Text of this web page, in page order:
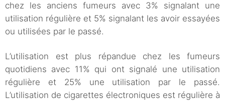
chez les anciens fumeurs avec 3% signalant une
utilisation régulière et 5% signalant les avoir essayées
ou utilisées par le passé.
L’utilisation est plus répandue chez les fumeurs
quotidiens avec 11% qui ont signalé une utilisation
régulière et 25% une utilisation par le passé.
L’utilisation de cigarettes électroniques est régulière à